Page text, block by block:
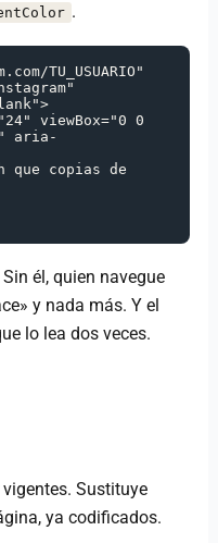
.
TU_USUARIO"
aria-
él, quien navegue
y nada más. Y el
lo lea dos veces.
Sustituye
ya codificados.